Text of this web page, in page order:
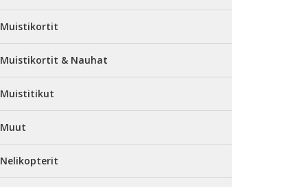
Muistikortit
Muistikortit & Nauhat
Muistitikut
Muut
Nelikopterit